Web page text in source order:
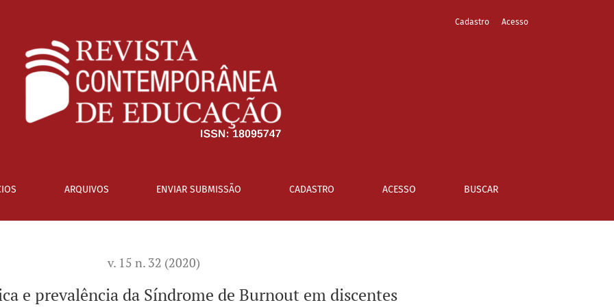
Burnout em discentes
ARQUIVOS ENVIAR SUBMISSÃO CADASTRO ACESSO BUSCAR
Cadastro Acesso
v. 15 n. 32 (2020)
e prevalência da Síndrome de Burnout em discentes